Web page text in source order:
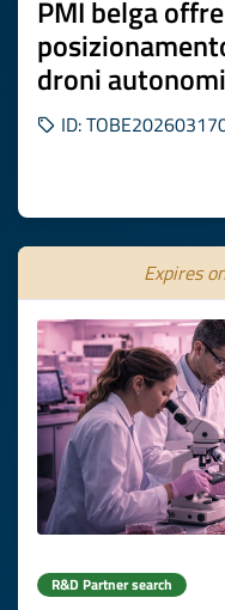
PMI belga
droni
ID:
Expires
R&D Partner search